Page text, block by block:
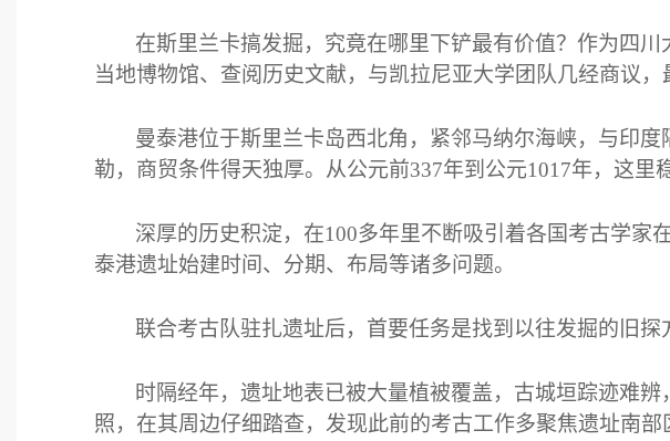
在斯里兰卡搞发掘，究竟在哪里下铲最有价值？作为四
当地博物馆、查阅历史文献，与凯拉尼亚大学团队几经商议，
曼泰港位于斯里兰卡岛西北角，紧邻马纳尔海峡，与印
勒，商贸条件得天独厚。从公元前337年到公元1017年，这里
深厚的历史积淀，在100多年里不断吸引着各国考古学家
泰港遗址始建时间、分期、布局等诸多问题。
联合考古队驻扎遗址后，首要任务是找到以往发掘的旧探
时隔经年，遗址地表已被大量植被覆盖，古城垣踪迹难
照，在其周边仔细踏查，发现此前的考古工作多聚焦遗址南